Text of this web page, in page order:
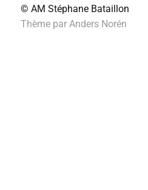
© AM Stéphane Bataillon
Thème par Anders Norén